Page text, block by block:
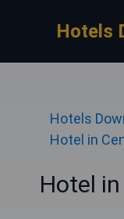
Hotels
Hotels
Hotel in
Hotel